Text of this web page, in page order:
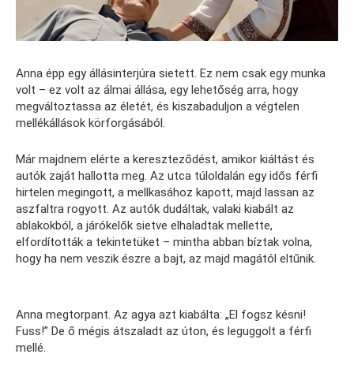
Anna épp egy állásinterjúra sietett. Ez nem csak egy munka
volt – ez volt az álmai állása, egy lehetőség arra, hogy
megváltoztassa az életét, és kiszabaduljon a végtelen
mellékállások körforgásából.
Már majdnem elérte a kereszteződést, amikor kiáltást és
autók zaját hallotta meg. Az utca túloldalán egy idős férfi
hirtelen megingott, a mellkasához kapott, majd lassan az
aszfaltra rogyott. Az autók dudáltak, valaki kiabált az
ablakokból, a járókelők sietve elhaladtak mellette,
elfordították a tekintetüket – mintha abban bíztak volna,
hogy ha nem veszik észre a bajt, az majd magától eltűnik.
Anna megtorpant. Az agya azt kiabálta: „El fogsz késni!
Fuss!” De ő mégis átszaladt az úton, és leguggolt a férfi
mellé.